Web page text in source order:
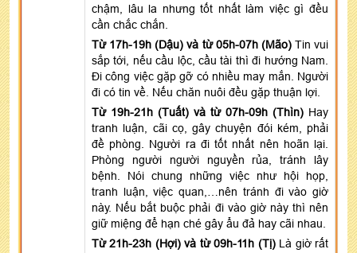
chậm, lâu la nhưng tốt nhất làm việc gì đều
cần chắc chắn.
Từ 17h-19h (Dậu) và từ 05h-07h (Mão) Tin vui
sắp tới, nếu cầu lộc, cầu tài thì đi hướng Nam.
Đi công việc gặp gỡ có nhiều may mắn. Người
đi có tin về. Nếu chăn nuôi đều gặp thuận lợi.
Từ 19h-21h (Tuất) và từ 07h-09h (Thìn) Hay
tranh luận, cãi cọ, gây chuyện đói kém, phải
đề phòng. Người ra đi tốt nhất nên hoãn lại.
Phòng người người nguyền rủa, tránh lây
bệnh. Nói chung những việc như hội họp,
tranh luận, việc quan,…nên tránh đi vào giờ
này. Nếu bắt buộc phải đi vào giờ này thì nên
giữ miệng để hạn ché gây ẩu đả hay cãi nhau.
Từ 21h-23h (Hợi) và từ 09h-11h (Tị) Là giờ rất